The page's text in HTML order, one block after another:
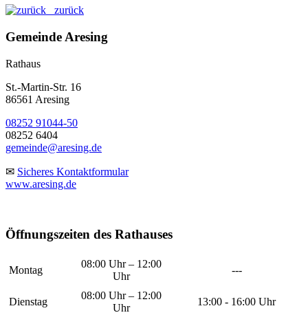
zurück
Gemeinde Aresing
Rathaus
St.-Martin-Str. 16
86561 Aresing
08252 91044-50
08252 6404
gemeinde@aresing.de
✉ Sicheres Kontaktformular
www.aresing.de
Öffnungszeiten des Rathauses
Montag
08:00 Uhr – 12:00
Uhr
---
Dienstag
08:00 Uhr – 12:00
Uhr
13:00 - 16:00 Uhr